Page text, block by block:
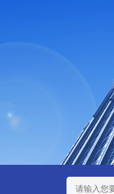
φ157*500防静电除尘滤芯